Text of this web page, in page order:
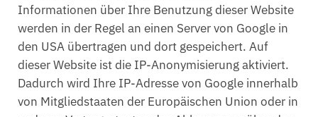
Informationen über Ihre Benutzung dieser Website
werden in der Regel an einen Server von Google in
den USA übertragen und dort gespeichert. Auf
dieser Website ist die IP-Anonymisierung aktiviert.
Dadurch wird Ihre IP-Adresse von Google innerhalb
von Mitgliedstaaten der Europäischen Union oder in